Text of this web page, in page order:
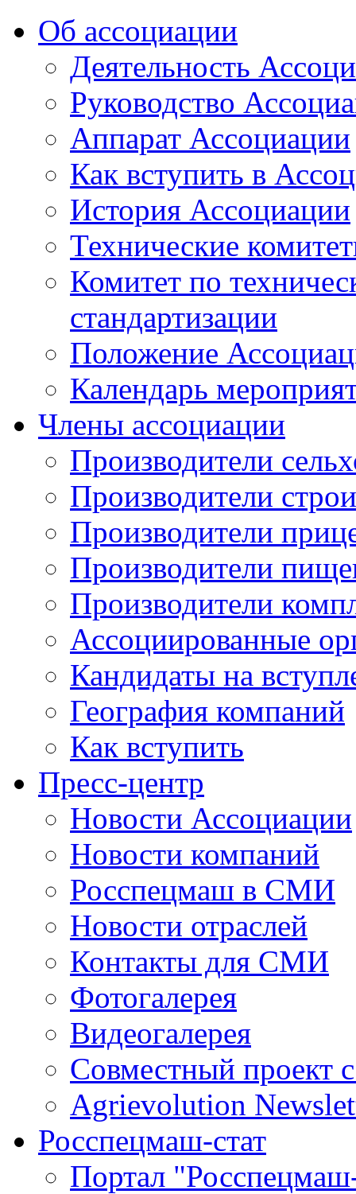
Об ассоциации
Деятельность
Руководство
Аппарат Ассоциации
Как вступить в
История Ассоциации
Технические
Комитет по
стандартизации
Положение
Календарь
Члены ассоциации
Производители
Производители
Производители
Производители
Производители
Ассоциированные
Кандидаты на
География компаний
Как вступить
Пресс-центр
Новости Ассоциации
Новости компаний
Росспецмаш в СМИ
Новости отраслей
Контакты для СМИ
Фотогалерея
Видеогалерея
Совместный проект
Agrievolution
Росспецмаш-стат
Портал